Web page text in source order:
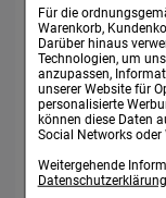
Für die
Warenkorb,
Darüber hinaus
Technologien, um
anzupassen,
unserer Website für
personalisierte
können diese Daten
Social Networks oder
Weitergehende
Datenschutzerklärung
Mikrogramm
nachgewiesener
werden
einmal im Monat
wird in der Regel
Muskel
intravenös oder
die Haut